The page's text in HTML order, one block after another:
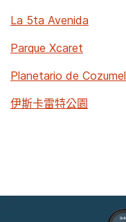
La 5ta Avenida
Parque Xcaret
Planetario de Cozumel
伊斯卡雷特公園